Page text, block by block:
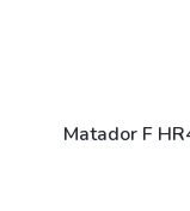
Matador F